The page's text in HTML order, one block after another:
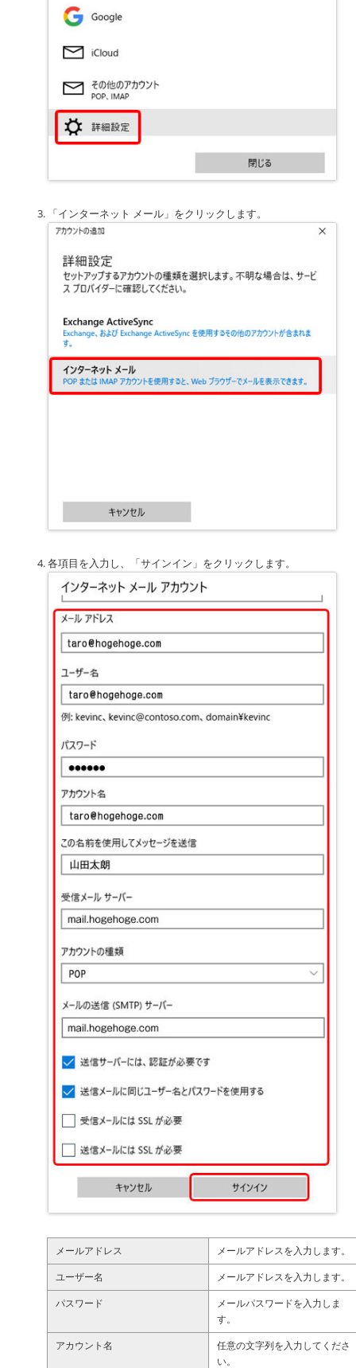
「インターネット メール」をクリックします。
各項目を入力し、「サインイン」をクリックします。
メールアドレス
メールアドレスを入力します。
ユーザー名
メールアドレスを入力します。
パスワード
メールパスワードを入力しま
す。
アカウント名
任意の文字列を入力してくださ
い。